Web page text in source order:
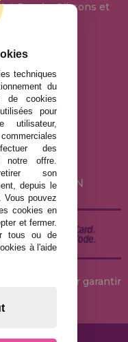
Puzzle, Gibsons et
pour garantir
techniques
du
de cookies
pour
utilisateur,
des
notre offre.
son
depuis le
Vous pouvez
cookies en
et fermer.
tous ou de
à l'aide